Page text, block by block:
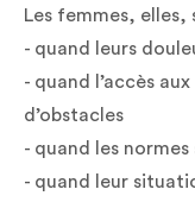
Les femmes, elles,
- quand leurs
- quand l’accès
d’obstacles
- quand les
- quand leur